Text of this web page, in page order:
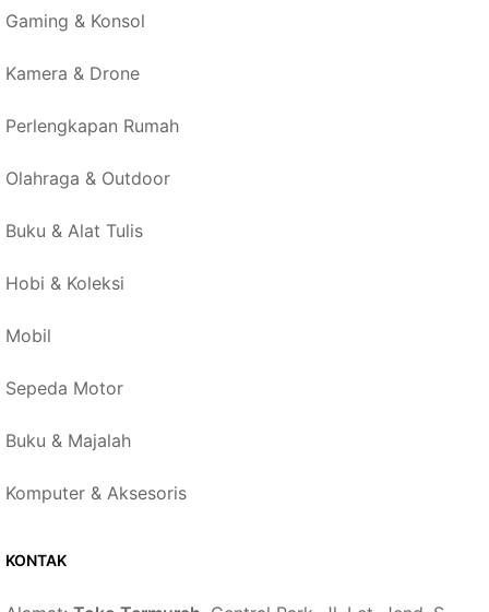
Gaming & Konsol
Kamera & Drone
Perlengkapan Rumah
Olahraga & Outdoor
Buku & Alat Tulis
Hobi & Koleksi
Mobil
Sepeda Motor
Buku & Majalah
Komputer & Aksesoris
KONTAK